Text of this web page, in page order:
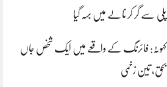
پلی سے گر کر نالے میں بہہ گیا
کہوٹہ: فائرنگ کے واقعے میں ایک شخص جاں
بحق، تین زخمی